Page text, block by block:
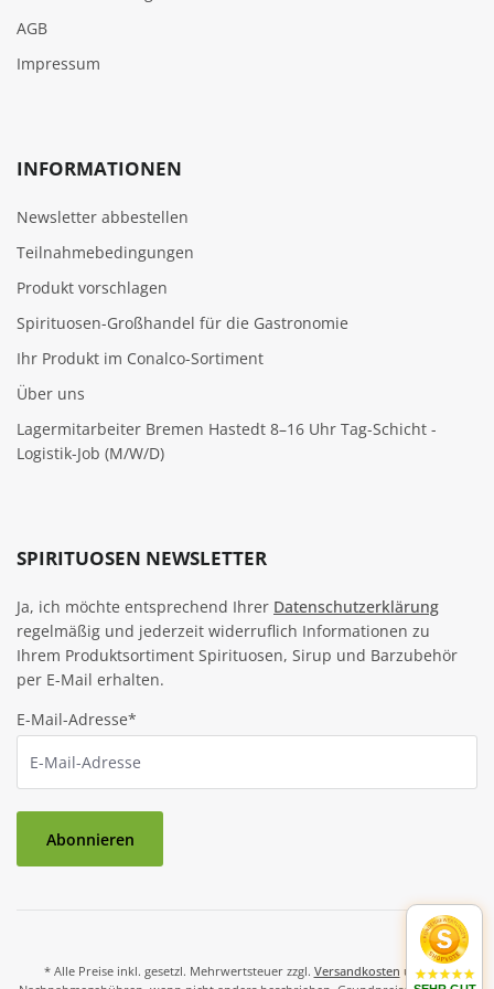
AGB
Impressum
INFORMATIONEN
Newsletter abbestellen
Teilnahmebedingungen
Produkt vorschlagen
Spirituosen-Großhandel für die Gastronomie
Ihr Produkt im Conalco-Sortiment
Über uns
Lagermitarbeiter Bremen Hastedt 8–16 Uhr Tag-Schicht -
Logistik-Job (M/W/D)
SPIRITUOSEN NEWSLETTER
Ja, ich möchte entsprechend Ihrer Datenschutzerklärung
regelmäßig und jederzeit widerruflich Informationen zu
Ihrem Produktsortiment Spirituosen, Sirup und Barzubehör
per E-Mail erhalten.
E-Mail-Adresse*
Abonnieren
* Alle Preise inkl. gesetzl. Mehrwertsteuer zzgl. Versandkosten und ggf.